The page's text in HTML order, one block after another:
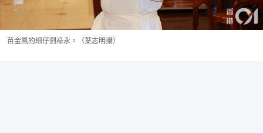
苗金鳳的細仔劉祿永。（葉志明攝）